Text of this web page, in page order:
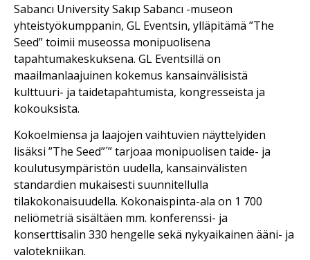
Sabancı University Sakıp Sabancı -museon
yhteistyökumppanin, GL Eventsin, ylläpitämä ”The
Seed” toimii museossa monipuolisena
tapahtumakeskuksena. GL Eventsillä on
maailmanlaajuinen kokemus kansainvälisistä
kulttuuri- ja taidetapahtumista, kongresseista ja
kokouksista.
Kokoelmiensa ja laajojen vaihtuvien näyttelyiden
lisäksi ”The Seed”´” tarjoaa monipuolisen taide- ja
koulutusympäristön uudella, kansainvälisten
standardien mukaisesti suunnitellulla
tilakokonaisuudella. Kokonaispinta-ala on 1 700
neliömetriä sisältäen mm. konferenssi- ja
konserttisalin 330 hengelle sekä nykyaikainen ääni- ja
valotekniikan.